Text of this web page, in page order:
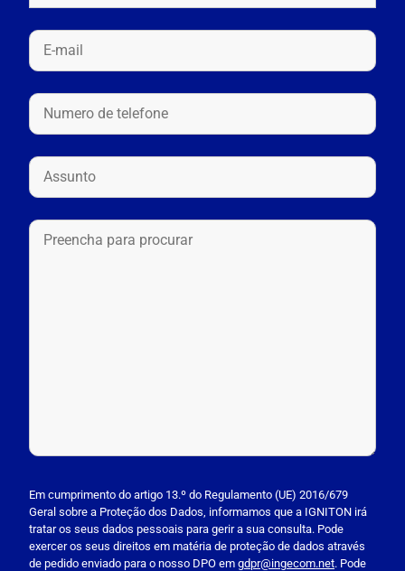
l
e
a
s
Em cumprimento do artigo 13.º do Regulamento (UE) 2016/679
Geral sobre a Proteção dos Dados, informamos que a IGNITON irá
tratar os seus dados pessoais para gerir a sua consulta. Pode
exercer os seus direitos em matéria de proteção de dados através
de pedido enviado para o nosso DPO em gdpr@ingecom.net. Pode